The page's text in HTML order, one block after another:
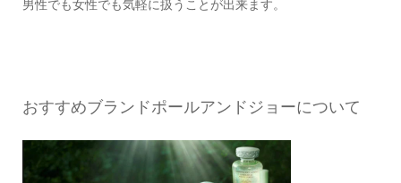
男性でも女性でも気軽に扱うことが出来ます。
おすすめブランドポールアンドジョーについて